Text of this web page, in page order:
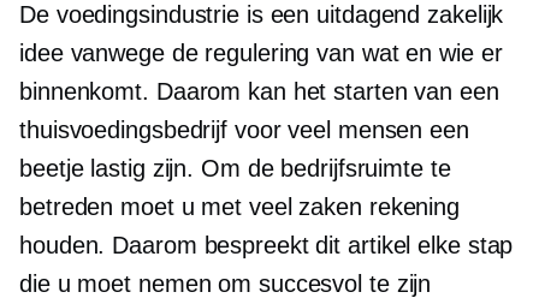
De voedingsindustrie is een uitdagend zakelijk
idee vanwege de regulering van wat en wie er
binnenkomt. Daarom kan het starten van een
thuisvoedingsbedrijf voor veel mensen een
beetje lastig zijn. Om de bedrijfsruimte te
betreden moet u met veel zaken rekening
houden. Daarom bespreekt dit artikel elke stap
die u moet nemen om succesvol te zijn